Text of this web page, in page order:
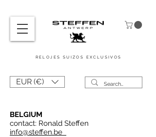
RELOJES SUIZOS EXCLUSIVOS
EUR (€)
BELGIUM
contact: Ronald Steffen
info@steffen.be